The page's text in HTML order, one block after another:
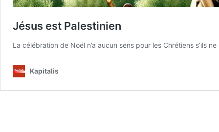
Jésus est Palestinien
La célébration de Noël n’a aucun sens pour les Chrétiens s’ils
Kapitalis